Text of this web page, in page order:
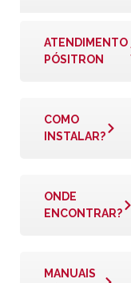
ATENDIMENTO
PÓSITRON
COMO
INSTALAR?
ONDE
ENCONTRAR?
MANUAIS